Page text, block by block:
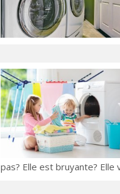
pas? Elle est bruyante? Elle